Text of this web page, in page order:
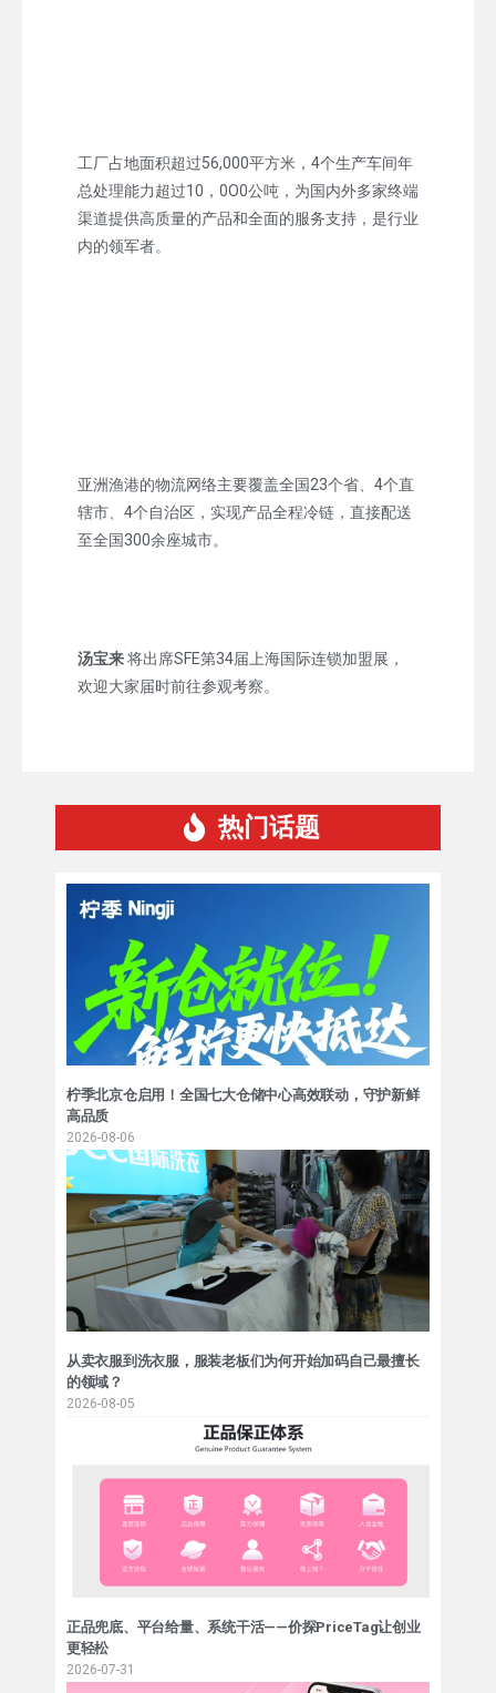
工厂占地面积超过56,000平方米，4个生产车间年
总处理能力超过10，0O0公吨，为国内外多家终端
渠道提供高质量的产品和全面的服务支持，是行业
内的领军者。
亚洲渔港的物流网络主要覆盖全国23个省、4个直
辖市、4个自治区，实现产品全程冷链，直接配送
至全国300余座城市。
汤宝来将出席SFE第34届上海国际连锁加盟展，
欢迎大家届时前往参观考察。
热门话题
柠季北京仓启用！全国七大仓储中心高效联动，守护新鲜
高品质
2026-08-06
从卖衣服到洗衣服，服装老板们为何开始加码自己最擅长
的领域？
2026-08-05
正品兜底、平台给量、系统干活——价探PriceTag让创业
更轻松
2026-07-31